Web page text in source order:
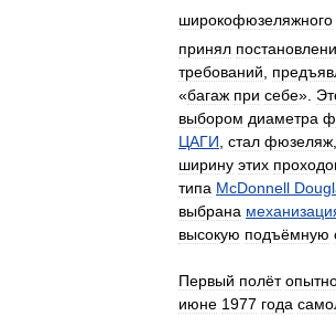
широкофюзеляжного
принял
требований,
«багаж при себе».
выбором диаметра
ЦАГИ, стал фюзеляж,
ширину этих
типа McDonnell
выбрана
высокую подъёмную
Первый полёт
июне 1977 года